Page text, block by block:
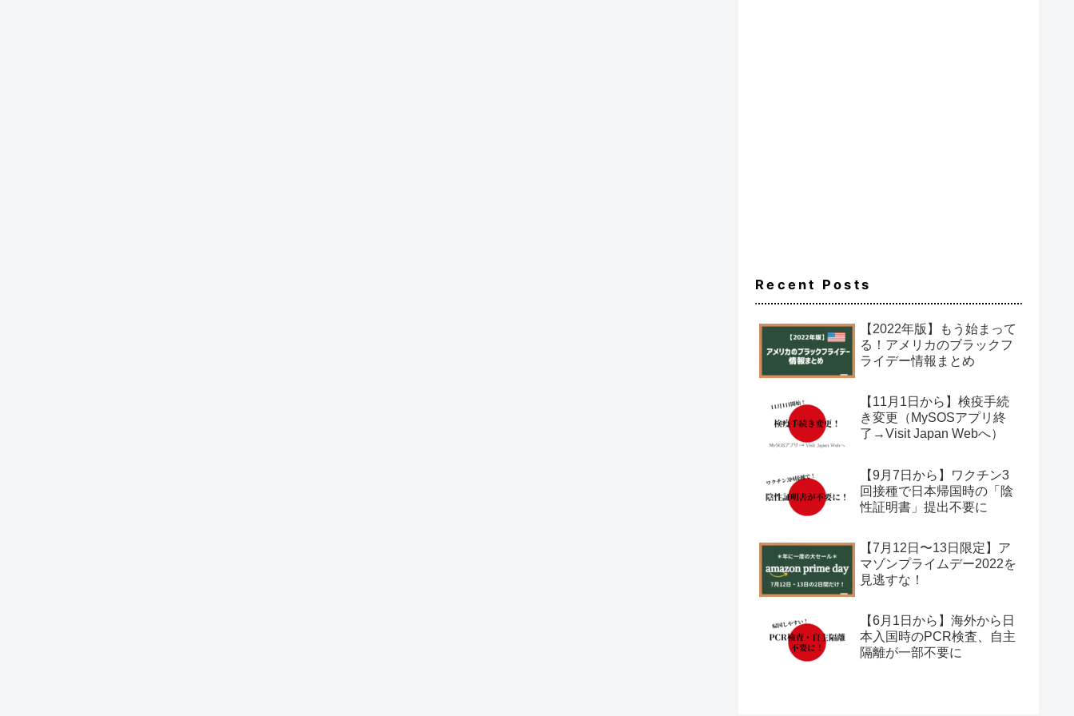
Recent Posts
【2022年版】もう始まって
る！アメリカのブラックフ
ライデー情報まとめ
【11月1日から】検疫手続
き変更（MySOSアプリ終
了→Visit Japan Webへ）
【9月7日から】ワクチン3
回接種で日本帰国時の「陰
性証明書」提出不要に
【7月12日〜13日限定】ア
マゾンプライムデー2022を
見逃すな！
【6月1日から】海外から日
本入国時のPCR検査、自主
隔離が一部不要に